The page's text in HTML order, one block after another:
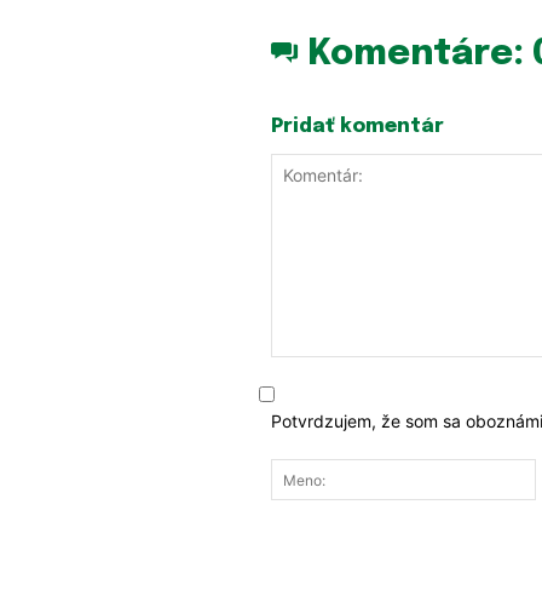
Komentáre:
Pridať komentár
Potvrdzujem, že som sa